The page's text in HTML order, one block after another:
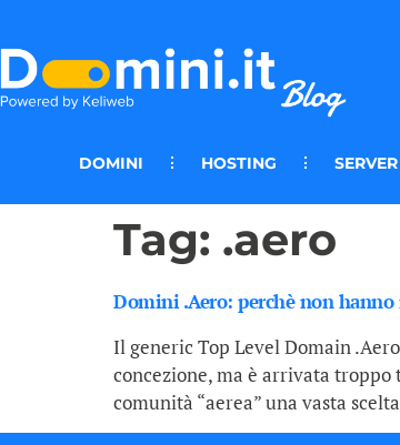
DOMINI HOSTING
Tag: .aero
Domini .Aero: perchè non
Il generic Top Level Domain
concezione, ma è arrivata
comunità “aerea” una vasta